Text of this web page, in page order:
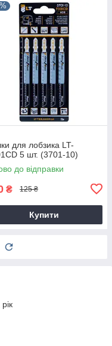
для лобзика LT-
5 шт. (3701-10)
до відправки
₴ 125 ₴
Купити